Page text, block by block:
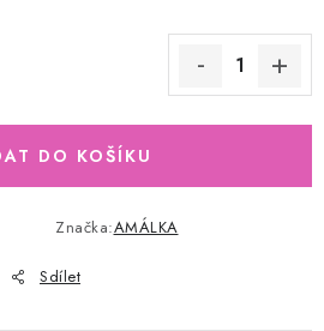
DO KOŠÍKU
Značka:AMÁLKA
Sdílet